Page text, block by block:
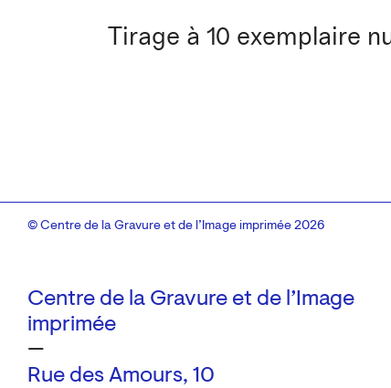
Tirage à 10 exemplaire
Centre de la Gravure et de l’Image
imprimée
—
Rue des Amours, 10
© Centre de la Gravure et de l’Image imprimée 2026